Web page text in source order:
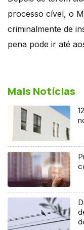
processo cível, o
criminalmente de
pena pode ir até
Mais Notícias